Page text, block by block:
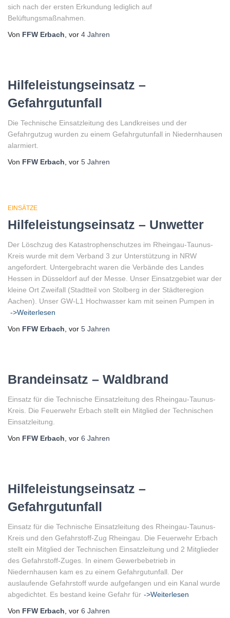
sich nach der ersten Erkundung lediglich auf
Belüftungsmaßnahmen.
Von FFW Erbach , vor 4 Jahren
Hilfeleistungseinsatz –
Gefahrgutunfall
Die Technische Einsatzleitung des Landkreises und der
Gefahrgutzug wurden zu einem Gefahrgutunfall in Niedernhausen
alarmiert.
Von FFW Erbach , vor 5 Jahren
EINSÄTZE
Hilfeleistungseinsatz – Unwetter
Der Löschzug des Katastrophenschutzes im Rheingau-Taunus-
Kreis wurde mit dem Verband 3 zur Unterstützung in NRW
angefordert. Untergebracht waren die Verbände des Landes
Hessen in Düsseldorf auf der Messe. Unser Einsatzgebiet war der
kleine Ort Zweifall (Stadtteil von Stolberg in der Städteregion
Aachen). Unser GW-L1 Hochwasser kam mit seinen Pumpen in
->Weiterlesen
Von FFW Erbach , vor 5 Jahren
Brandeinsatz – Waldbrand
Einsatz für die Technische Einsatzleitung des Rheingau-Taunus-
Kreis. Die Feuerwehr Erbach stellt ein Mitglied der Technischen
Einsatzleitung.
Von FFW Erbach , vor 6 Jahren
Hilfeleistungseinsatz –
Gefahrgutunfall
Einsatz für die Technische Einsatzleitung des Rheingau-Taunus-
Kreis und den Gefahrstoff-Zug Rheingau. Die Feuerwehr Erbach
stellt ein Mitglied der Technischen Einsatzleitung und 2 Mitglieder
des Gefahrstoff-Zuges. In einem Gewerbebetrieb in
Niedernhausen kam es zu einem Gefahrgutunfall. Der
auslaufende Gefahrstoff wurde aufgefangen und ein Kanal wurde
abgedichtet. Es bestand keine Gefahr für ->Weiterlesen
Von FFW Erbach , vor 6 Jahren